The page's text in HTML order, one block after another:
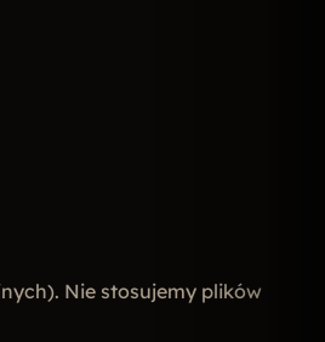
Nie stosujemy plików